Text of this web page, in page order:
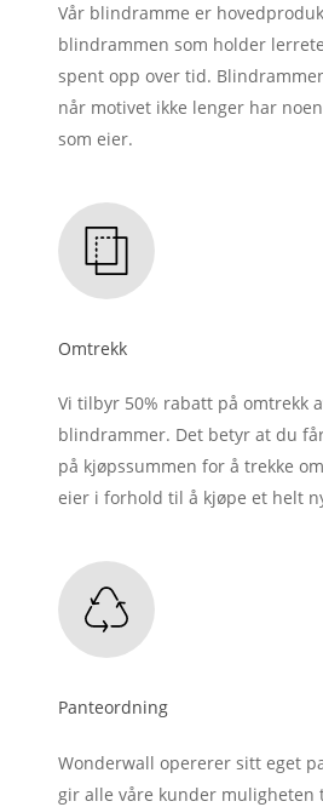
Vår blindramme er
blindrammen som holder
spent opp over tid.
når motivet ikke lenger har
som eier.
Omtrekk
Vi tilbyr 50% rabatt på omtrekk
blindrammer. Det betyr at du
på kjøpssummen for å trekke
eier i forhold til å kjøpe et helt
Panteordning
Wonderwall opererer sitt eget
gir alle våre kunder muligheten